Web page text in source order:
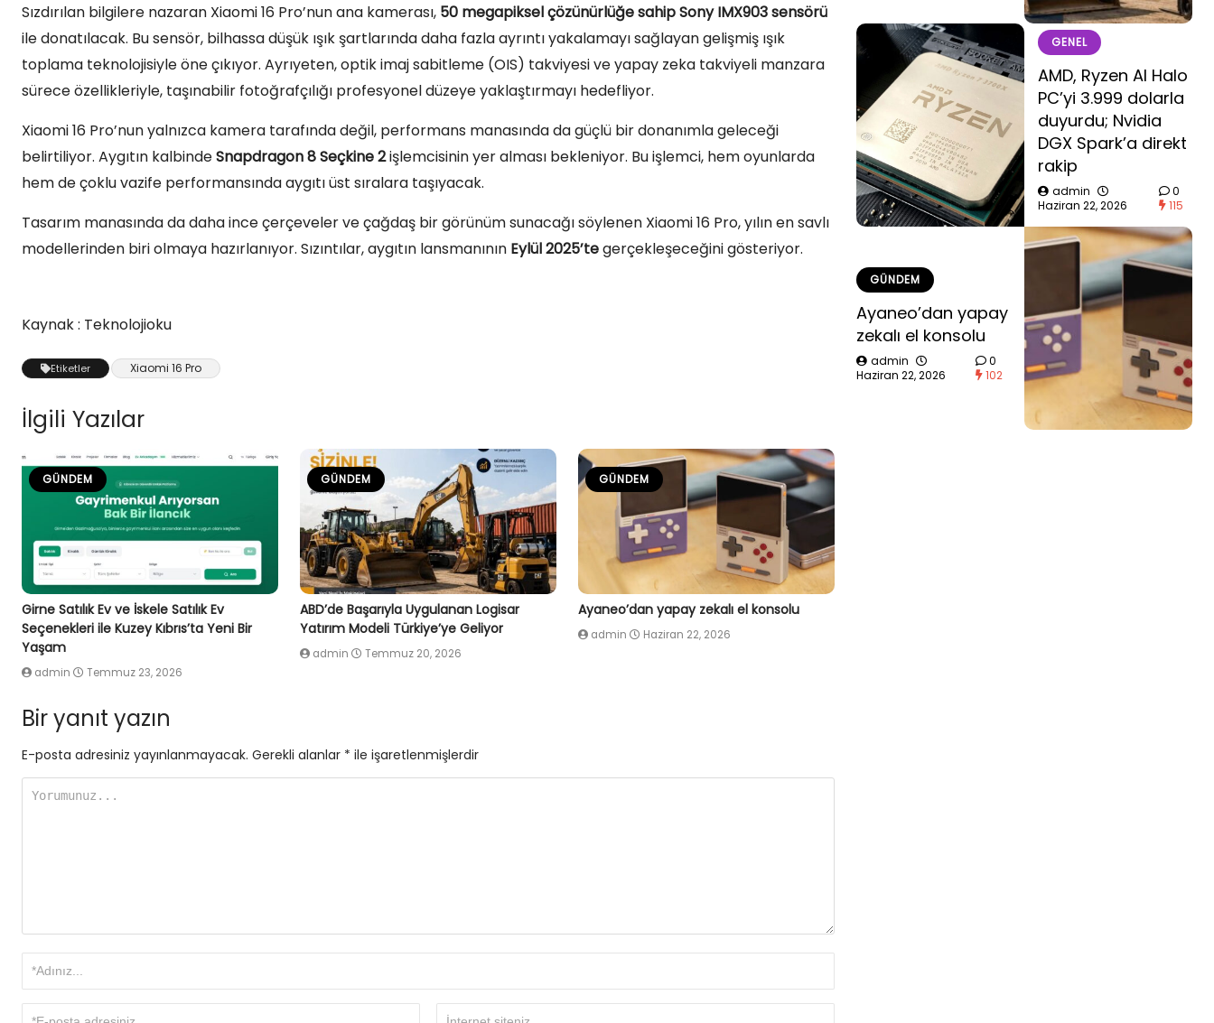
Sızdırılan bilgilere nazaran Xiaomi 16 Pro’nun ana kamerası, 50 megapiksel çözünürlüğe sahip Sony IMX903 sensörü
ile donatılacak. Bu sensör, bilhassa düşük ışık şartlarında daha fazla ayrıntı yakalamayı sağlayan gelişmiş ışık
toplama teknolojisiyle öne çıkıyor. Ayrıyeten, optik imaj sabitleme (OIS) takviyesi ve yapay zeka takviyeli manzara
sürece özellikleriyle, taşınabilir fotoğrafçılığı profesyonel düzeye yaklaştırmayı hedefliyor.
Xiaomi 16 Pro’nun yalnızca kamera tarafında değil, performans manasında da güçlü bir donanımla geleceği
belirtiliyor. Aygıtın kalbindeSnapdragon 8 Seçkine 2işlemcisinin yer alması bekleniyor. Bu işlemci, hem oyunlarda
hem de çoklu vazife performansında aygıtı üst sıralara taşıyacak.
Tasarım manasında da daha ince çerçeveler ve çağdaş bir görünüm sunacağı söylenen Xiaomi 16 Pro, yılın en savlı
modellerinden biri olmaya hazırlanıyor. Sızıntılar, aygıtın lansmanının Eylül 2025’tegerçekleşeceğini gösteriyor.
Kaynak : Teknolojioku
Etiketler Xiaomi 16 Pro
İlgili Yazılar
GÜNDEM
Girne Satılık Ev ve İskele Satılık Ev
Seçenekleri ile Kuzey Kıbrıs’ta Yeni Bir
Yaşam
admin Temmuz 23, 2026
GÜNDEM
ABD’de Başarıyla Uygulanan Logisar
Yatırım Modeli Türkiye’ye Geliyor
admin Temmuz 20, 2026
GÜNDEM
Ayaneo’dan yapay zekalı el konsolu
admin Haziran 22, 2026
Bir yanıt yazın
E-posta adresiniz yayınlanmayacak. Gerekli alanlar * ile işaretlenmişlerdir
GENEL
AMD, Ryzen AI Halo
PC’yi 3.999 dolarla
duyurdu; Nvidia
DGX Spark’a direkt
rakip
admin
Haziran 22, 2026
0
115
GÜNDEM
Ayaneo’dan yapay
zekalı el konsolu
admin
Haziran 22, 2026
0
102